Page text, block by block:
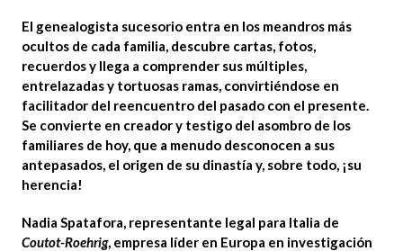
El genealogista sucesorio entra en los meandros más
ocultos de cada familia, descubre cartas, fotos,
recuerdos y llega a comprender sus múltiples,
entrelazadas y tortuosas ramas, convirtiéndose en
facilitador del reencuentro del pasado con el presente.
Se convierte en creador y testigo del asombro de los
familiares de hoy, que a menudo desconocen a sus
antepasados, el origen de su dinastía y, sobre todo, ¡su
herencia!
Nadia Spatafora, representante legal para Italia de
Coutot-Roehrig, empresa líder en Europa en investigación